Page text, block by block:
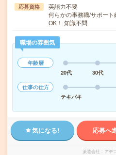
応募資格
英語力不要
何らかの事務職/サポー
OK！ 知識不問
職場の雰囲気
年齢層
20代
30代
仕事の仕方
テキパキ
気になる! 応募へ
派遣会社 アデ